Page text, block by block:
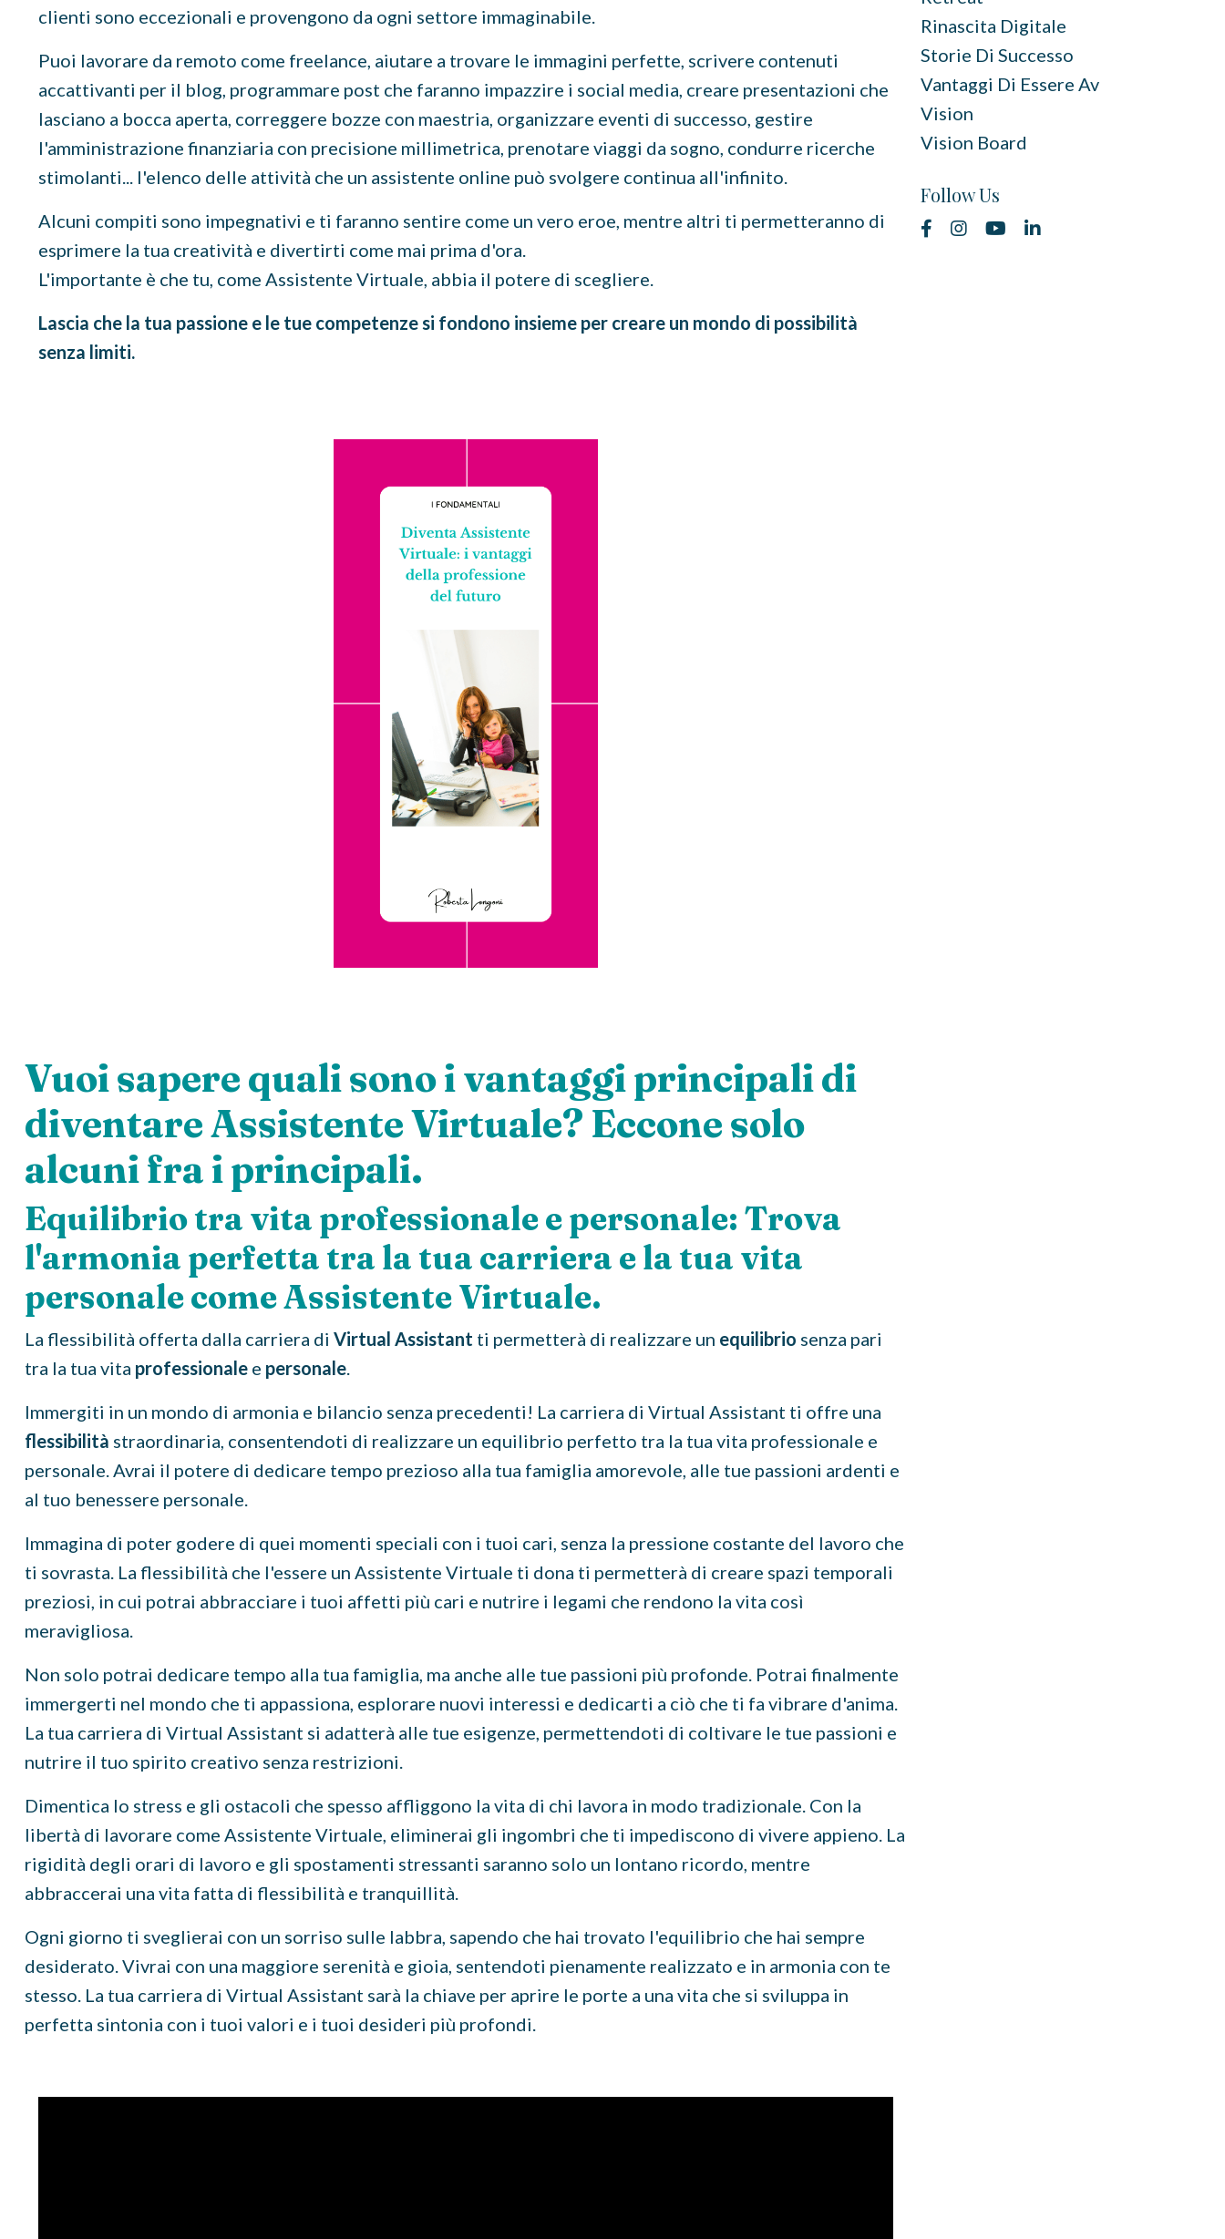
clienti sono eccezionali e provengono da ogni settore immaginabile.
Puoi lavorare da remoto come freelance, aiutare a trovare le immagini perfette, scrivere contenuti
accattivanti per il blog, programmare post che faranno impazzire i social media, creare presentazioni che
lasciano a bocca aperta, correggere bozze con maestria, organizzare eventi di successo, gestire
l'amministrazione finanziaria con precisione millimetrica, prenotare viaggi da sogno, condurre ricerche
stimolanti... l'elenco delle attività che un assistente online può svolgere continua all'infinito.
Alcuni compiti sono impegnativi e ti faranno sentire come un vero eroe, mentre altri ti permetteranno di
esprimere la tua creatività e divertirti come mai prima d'ora.
L'importante è che tu, come Assistente Virtuale, abbia il potere di scegliere.
Lascia che la tua passione e le tue competenze si fondono insieme per creare un mondo di possibilità
senza limiti.
Vuoi sapere quali sono i vantaggi principali di
diventare Assistente Virtuale? Eccone solo
alcuni fra i principali.
Equilibrio tra vita professionale e personale: Trova
l'armonia perfetta tra la tua carriera e la tua vita
personale come Assistente Virtuale.
La flessibilità offerta dalla carriera di Virtual Assistant ti permetterà di realizzare un equilibrio senza pari
tra la tua vita professionale e personale
Immergiti in un mondo di armonia e bilancio senza precedenti! La carriera di Virtual Assistant ti offre una
flessibilità straordinaria, consentendoti di realizzare un equilibrio perfetto tra la tua vita professionale e
personale. Avrai il potere di dedicare tempo prezioso alla tua famiglia amorevole, alle tue passioni ardenti e
al tuo benessere personale.
Immagina di poter godere di quei momenti speciali con i tuoi cari, senza la pressione costante del lavoro che
ti sovrasta. La flessibilità che l'essere un Assistente Virtuale ti dona ti permetterà di creare spazi temporali
preziosi, in cui potrai abbracciare i tuoi affetti più cari e nutrire i legami che rendono la vita così
meravigliosa.
Non solo potrai dedicare tempo alla tua famiglia, ma anche alle tue passioni più profonde. Potrai finalmente
immergerti nel mondo che ti appassiona, esplorare nuovi interessi e dedicarti a ciò che ti fa vibrare d'anima.
La tua carriera di Virtual Assistant si adatterà alle tue esigenze, permettendoti di coltivare le tue passioni e
nutrire il tuo spirito creativo senza restrizioni.
Dimentica lo stress e gli ostacoli che spesso affliggono la vita di chi lavora in modo tradizionale. Con la
libertà di lavorare come Assistente Virtuale, eliminerai gli ingombri che ti impediscono di vivere appieno. La
rigidità degli orari di lavoro e gli spostamenti stressanti saranno solo un lontano ricordo, mentre
abbraccerai una vita fatta di flessibilità e tranquillità.
Ogni giorno ti sveglierai con un sorriso sulle labbra, sapendo che hai trovato l'equilibrio che hai sempre
desiderato. Vivrai con una maggiore serenità e gioia, sentendoti pienamente realizzato e in armonia con te
stesso. La tua carriera di Virtual Assistant sarà la chiave per aprire le porte a una vita che si sviluppa in
perfetta sintonia con i tuoi valori e i tuoi desideri più profondi.
Rinascita Digitale
Storie Di Successo
Vantaggi Di Essere Av
Vision
Vision Board
Follow Us